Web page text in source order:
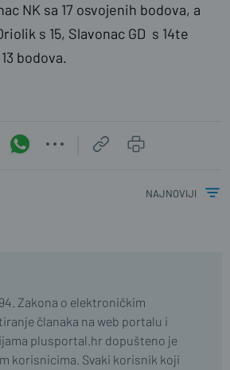
NK sa 17 osvojenih bodova, a
s 15, Slavonac GD s 14te
bodova.
najnoviji
Zakona o elektroničkim
članaka na web portalu i
plusportal.hr dopušteno je
korisnicima. Svaki korisnik koji